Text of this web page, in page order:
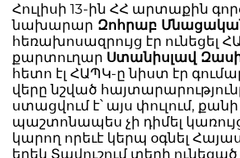
Հուլիսի 13-ին ՀՀ արտաքին
նախարար Զոհրաբ
հեռախոսազրույց էր ունեցել
քարտուղար Ստանիսլավ
հետո էլ ՀԱՊԿ-ը նիստ էր
վերը նշված
ստացվում է՝ այս փուլում,
պաշտոնապես չի դիմել
կարող որեւէ կերպ օգնել
երեկ Տավուշում տեղի